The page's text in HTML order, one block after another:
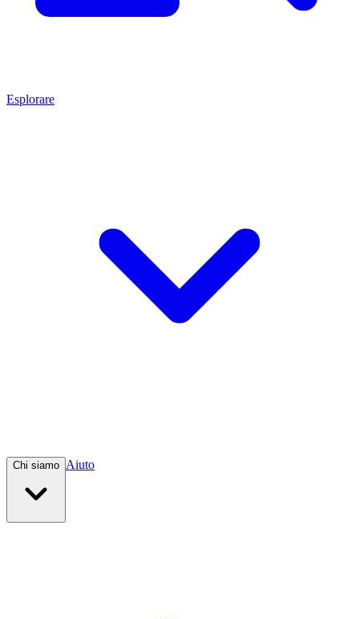
Esplorare
Chi siamo Aiuto